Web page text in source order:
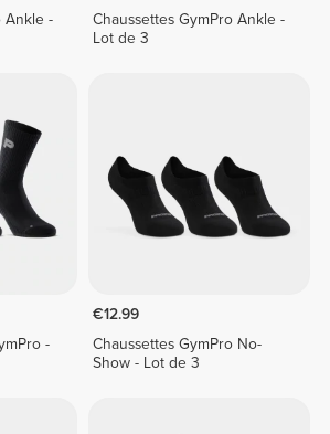
Ankle -
Chaussettes GymPro Ankle -
Lot de 3
-
€12.99
Chaussettes GymPro No-
Show - Lot de 3